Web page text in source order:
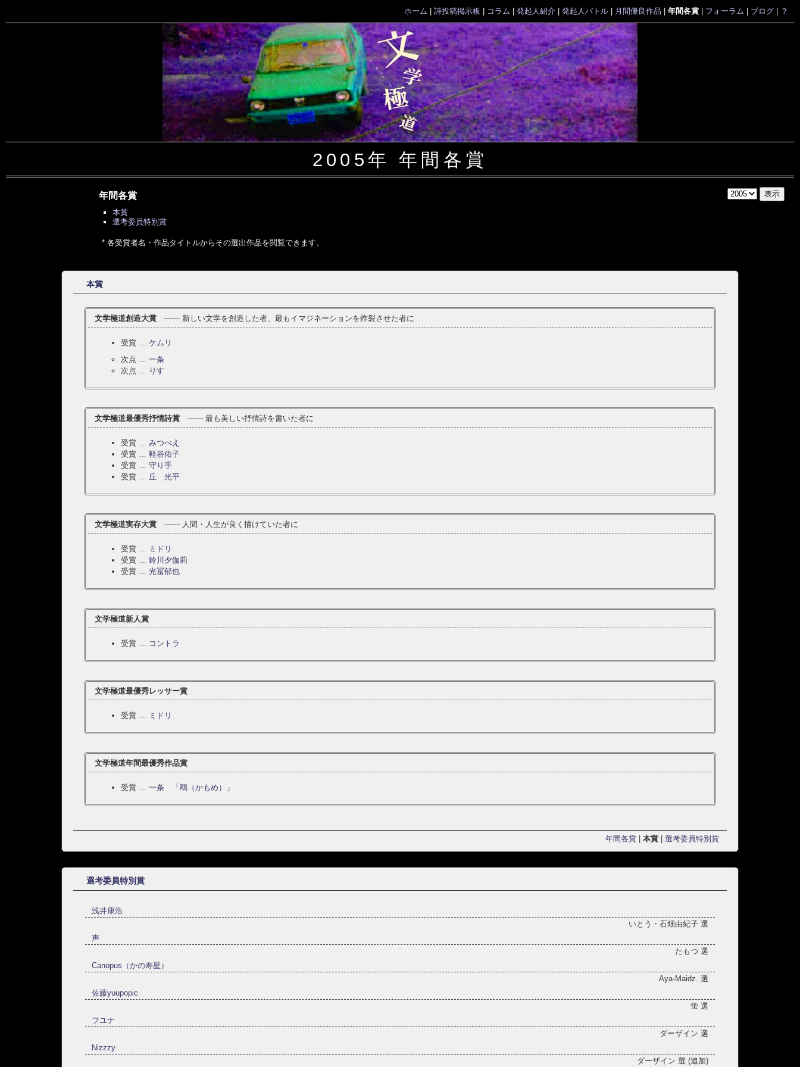
ホーム 詩投稿掲示板 コラム 発起人紹介| 発起人バトル| 月間優良作品 年間各賞| フォーラム ブログ| ？
2005年 年間各賞
年間各賞
本賞
選考委員特別賞
* 各受賞者名・作品タイトルからその選出作品を閲覧できます。
本賞
文学極道創造大賞―― 新しい文学を創造した者、最もイマジネーションを炸裂させた者に
受賞 …ケムリ
次点 …一条
次点 … りす
文学極道最優秀抒情詩賞―― 最も美しい抒情詩を書いた者に
受賞 …みつべえ
受賞 …軽谷佑子
受賞 …守り手
受賞 … 丘 光平
文学極道実存大賞―― 人間・人生が良く描けていた者に
受賞 … ミドリ
受賞 …鈴川夕伽莉
受賞 …光冨郁也
文学極道新人賞
受賞 … コントラ
文学極道最優秀レッサー賞
受賞 … ミドリ
文学極道年間最優秀作品賞
受賞 …一条 「鴎（かもめ）」
年間各賞| 本賞| 選考委員特別賞
選考委員特別賞
浅井康浩
いとう・石畑由紀子 選
声
たもつ 選
Canopus（かの寿星）
Aya-Maidz. 選
佐藤yuupopic
蛍 選
フユナ
ダーザイン 選
Nizzzy
ダーザイン 選 (追加)